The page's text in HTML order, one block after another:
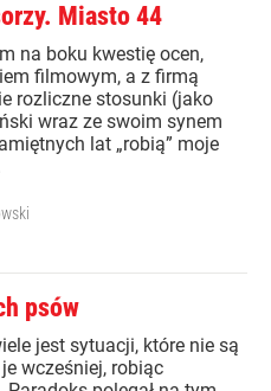
Miasto 44
na boku kwestię ocen,
filmowym, a z firmą
rozliczne stosunki (jako
wraz ze swoim synem
lat „robią” moje
psów
jest sytuacji, które nie są
wcześniej, robiąc